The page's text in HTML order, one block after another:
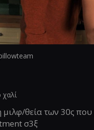
θεία των 30ς που
σ3ξ